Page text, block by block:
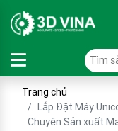
Trang chủ
Lắp Đặt Máy
Chuyên Sản xuất